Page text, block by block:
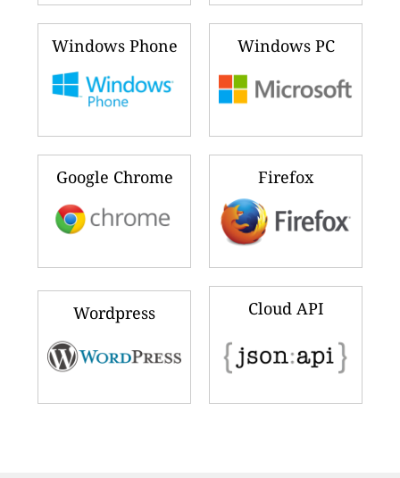
Windows Phone Windows PC
Google Chrome Firefox
Wordpress Cloud API